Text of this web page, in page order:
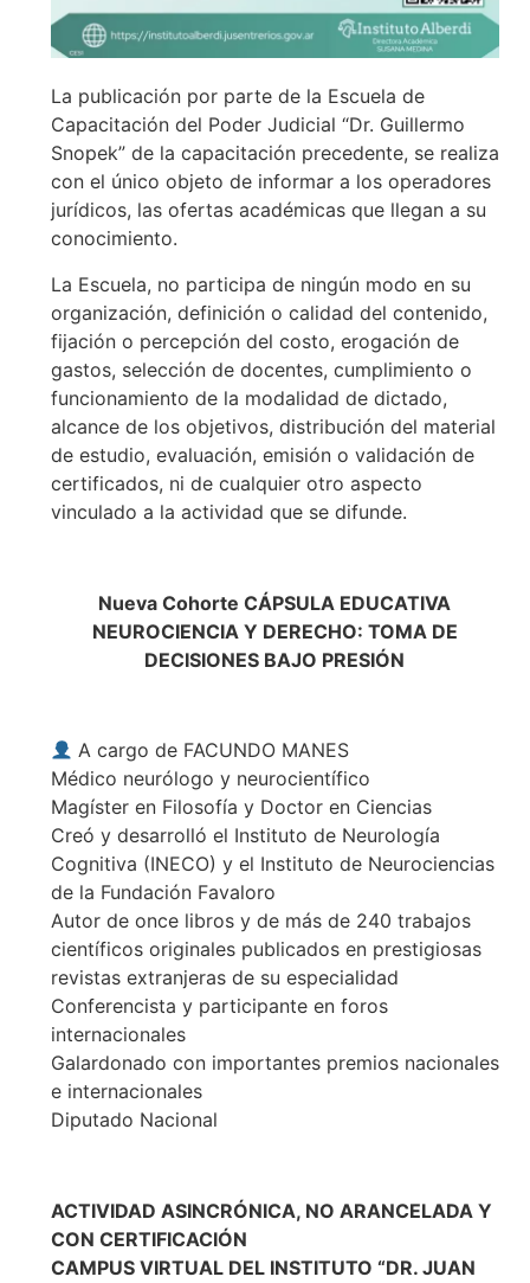
La publicación por parte de la Escuela de
Capacitación del Poder Judicial “Dr. Guillermo
Snopek” de la capacitación precedente, se realiza
con el único objeto de informar a los operadores
jurídicos, las ofertas académicas que llegan a su
conocimiento.
La Escuela, no participa de ningún modo en su
organización, definición o calidad del contenido,
fijación o percepción del costo, erogación de
gastos, selección de docentes, cumplimiento o
funcionamiento de la modalidad de dictado,
alcance de los objetivos, distribución del material
de estudio, evaluación, emisión o validación de
certificados, ni de cualquier otro aspecto
vinculado a la actividad que se difunde.
Nueva Cohorte CÁPSULA EDUCATIVA
NEUROCIENCIA Y DERECHO: TOMA DE
DECISIONES BAJO PRESIÓN
A cargo de FACUNDO MANES
Médico neurólogo y neurocientífico
Magíster en Filosofía y Doctor en Ciencias
Creó y desarrolló el Instituto de Neurología
Cognitiva (INECO) y el Instituto de Neurociencias
de la Fundación Favaloro
Autor de once libros y de más de 240 trabajos
científicos originales publicados en prestigiosas
revistas extranjeras de su especialidad
Conferencista y participante en foros
internacionales
Galardonado con importantes premios nacionales
e internacionales
Diputado Nacional
ACTIVIDAD ASINCRÓNICA, NO ARANCELADA Y
CON CERTIFICACIÓN
CAMPUS VIRTUAL DEL INSTITUTO “DR. JUAN